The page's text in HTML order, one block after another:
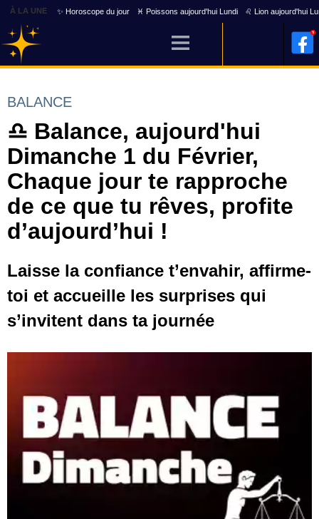
À LA UNE ✨ Horoscope du jour ♓ Poissons aujourd'hui Lundi ♌ Lion aujourd'hui
BALANCE
♎ Balance, aujourd'hui
Dimanche 1 du Février,
Chaque jour te rapproche
de ce que tu rêves, profite
d’aujourd’hui !
Laisse la confiance t’envahir, affirme-
toi et accueille les surprises qui
s’invitent dans ta journée